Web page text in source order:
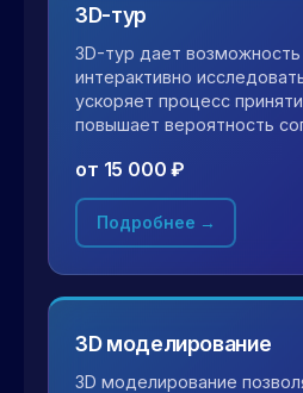
3D-тур
3D-тур дает возможность
интерактивно
ускоряет процесс
повышает вероятность
от 15 000 ₽
Подробнее →
3D моделирование
3D моделирование